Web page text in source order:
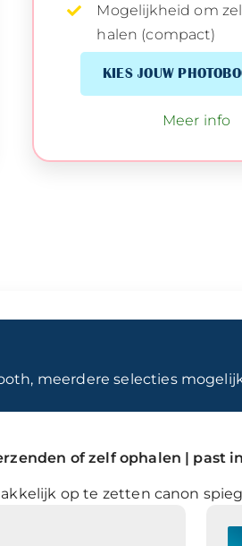
Mogelijkheid om
halen (compact)
KIES JOUW
Meer info
meerdere selecties
of zelf ophalen | past
op te zetten canon